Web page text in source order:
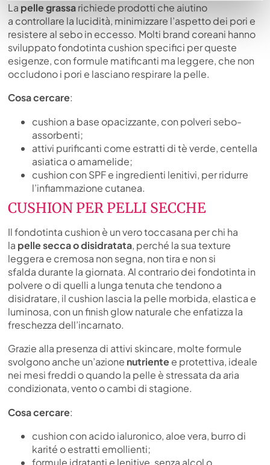
La pelle grassarichiede prodotti che aiutino
a controllare la lucidità, minimizzare l’aspetto dei pori e
resistere al sebo in eccesso. Molti brand coreani hanno
sviluppato fondotinta cushion specifici per queste
esigenze, con formule matificanti ma leggere, che non
occludono i pori e lasciano respirare la pelle.
Cosa cercare:
cushion a base opacizzante, con polveri sebo-
assorbenti;
attivi purificanti come estratti di tè verde, centella
asiatica o amamelide;
cushion con SPF e ingredienti lenitivi, per ridurre
l’infiammazione cutanea.
CUSHION PER PELLI SECCHE
Il fondotinta cushion è un vero toccasana per chi ha
la pelle secca o disidratata, perché la sua texture
leggera e cremosa non segna, non tira e non si
sfalda durante la giornata. Al contrario dei fondotinta in
polvere o di quelli a lunga tenuta che tendono a
disidratare, il cushion lascia la pelle morbida, elastica e
luminosa, con un finish glow naturale che enfatizza la
freschezza dell’incarnato.
Grazie alla presenza di attivi skincare, molte formule
svolgono anche un’azione nutrientee protettiva, ideale
nei mesi freddi o quando la pelle è stressata da aria
condizionata, vento o cambi di stagione.
Cosa cercare:
cushion con acido ialuronico, aloe vera, burro di
karité o estratti emollienti;